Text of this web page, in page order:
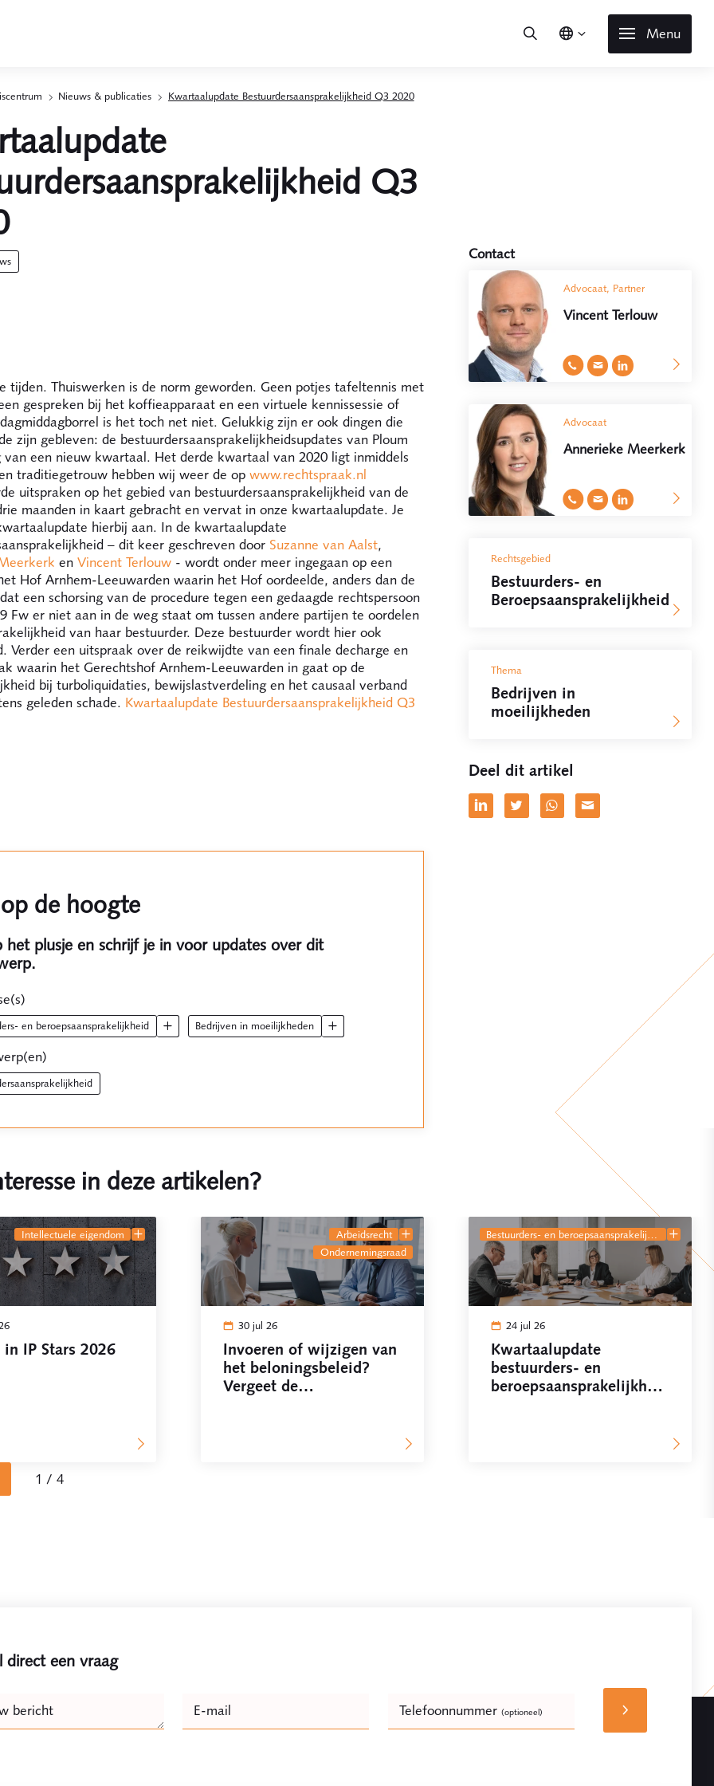
Menu
Nieuws & publicaties Kwartaalupdate Bestuurdersaansprakelijkheid Q3 2020
Q3
tijden. Thuiswerken is de norm geworden. Geen potjes tafeltennis met
gespreken bij het koffieapparaat en een virtuele kennissessie of
is het toch net niet. Gelukkig zijn er ook dingen die
zijn gebleven: de bestuurdersaansprakelijkheidsupdates van Ploum
van een nieuw kwartaal. Het derde kwartaal van 2020 ligt inmiddels
traditiegetrouw hebben wij weer de op www.rechtspraak.nl
uitspraken op het gebied van bestuurdersaansprakelijkheid van de
maanden in kaart gebracht en vervat in onze kwartaalupdate. Je
hierbij aan. In de kwartaalupdate
– dit keer geschreven door Suzanne van Aalst,
en Vincent Terlouw - wordt onder meer ingegaan op een
Hof Arnhem-Leeuwarden waarin het Hof oordeelde, anders dan de
een schorsing van de procedure tegen een gedaagde rechtspersoon
Fw er niet aan in de weg staat om tussen andere partijen te oordelen
van haar bestuurder. Deze bestuurder wordt hier ook
Verder een uitspraak over de reikwijdte van een finale decharge en
waarin het Gerechtshof Arnhem-Leeuwarden in gaat op de
bij turboliquidaties, bewijslastverdeling en het causaal verband
geleden schade. Kwartaalupdate Bestuurdersaansprakelijkheid Q3
Contact
Advocaat, Partner
Vincent Terlouw
Advocaat
Annerieke Meerkerk
Rechtsgebied
Bestuurders- en
Beroepsaansprakelijkheid
Thema
Bedrijven in
moeilijkheden
Deel dit artikel
de hoogte
het plusje en schrijf je in voor updates over dit
en beroepsaansprakelijkheid bedrijven in moeilijkheden
in deze artikelen?
intellectuele eigendom
in IP Stars 2026
arbeidsrecht
ondernemingsraad
30 jul 26
Invoeren of wijzigen van
het beloningsbeleid?
Vergeet de
bestuurders- en beroepsaansprakelijkheid
24 jul 26
Kwartaalupdate
bestuurders- en
beroepsaansprakelijkheid
1 / 4
direct een vraag
E-mail Telefoonnummer (optioneel)
bericht